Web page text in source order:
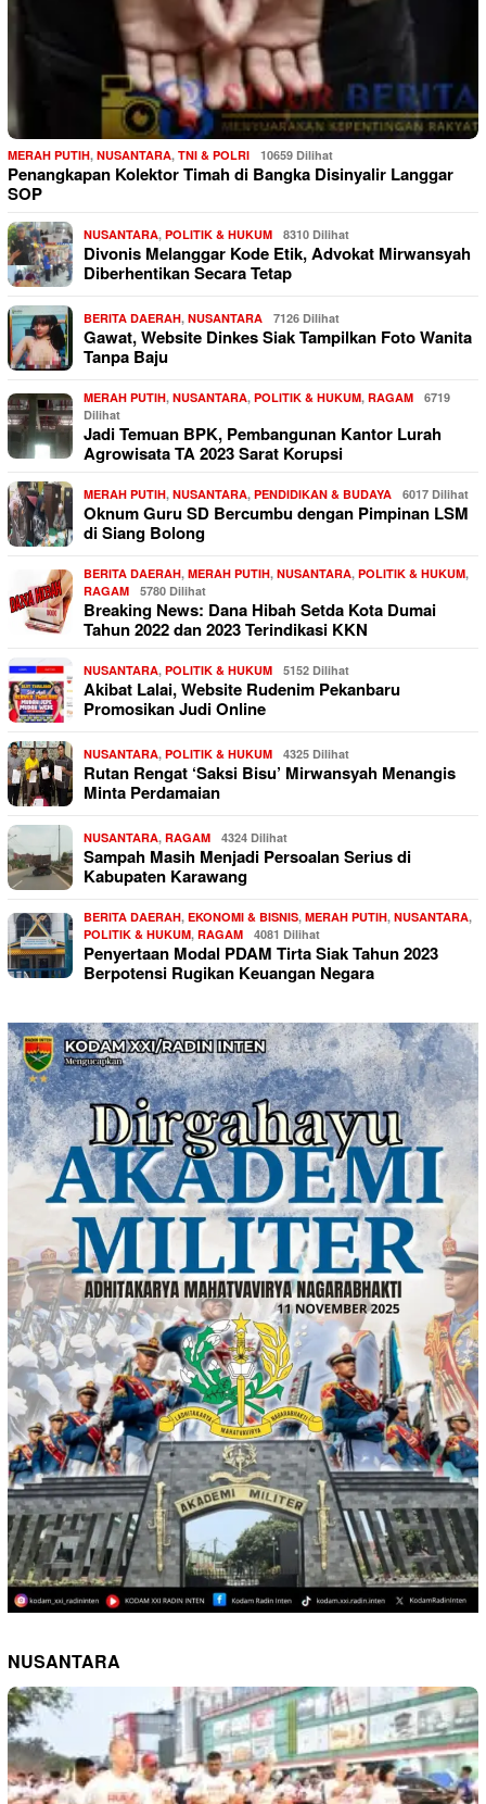
MERAH PUTIH, NUSANTARA, TNI & POLRI 10659 Dilihat
Penangkapan Kolektor Timah di Bangka Disinyalir Langgar
SOP
NUSANTARA, POLITIK & HUKUM 8310 Dilihat
Divonis Melanggar Kode Etik, Advokat Mirwansyah
Diberhentikan Secara Tetap
BERITA DAERAH, NUSANTARA 7126 Dilihat
Gawat, Website Dinkes Siak Tampilkan Foto Wanita
Tanpa Baju
MERAH PUTIH, NUSANTARA, POLITIK & HUKUM, RAGAM
6719
Dilihat
Jadi Temuan BPK, Pembangunan Kantor Lurah
Agrowisata TA 2023 Sarat Korupsi
MERAH PUTIH, NUSANTARA, PENDIDIKAN & BUDAYA 6017 Dilihat
Oknum Guru SD Bercumbu dengan Pimpinan LSM
di Siang Bolong
BERITA DAERAH, MERAH PUTIH, NUSANTARA, POLITIK & HUKUM,
RAGAM
5780 Dilihat
Breaking News: Dana Hibah Setda Kota Dumai
Tahun 2022 dan 2023 Terindikasi KKN
NUSANTARA, POLITIK & HUKUM 5152 Dilihat
Akibat Lalai, Website Rudenim Pekanbaru
Promosikan Judi Online
NUSANTARA, POLITIK & HUKUM 4325 Dilihat
Rutan Rengat ‘Saksi Bisu’ Mirwansyah Menangis
Minta Perdamaian
NUSANTARA, RAGAM 4324 Dilihat
Sampah Masih Menjadi Persoalan Serius di
Kabupaten Karawang
BERITA DAERAH, EKONOMI & BISNIS, MERAH PUTIH, NUSANTARA,
POLITIK & HUKUM, RAGAM 4081 Dilihat
Penyertaan Modal PDAM Tirta Siak Tahun 2023
Berpotensi Rugikan Keuangan Negara
NUSANTARA